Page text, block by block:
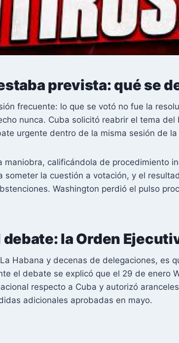
prevista: qué se
frecuente: lo que se votó no fue la
nunca. Cuba solicitó reabrir el tema
urgente dentro de la misma sesión de la
maniobra, calificándola de procedimiento
someter la cuestión a votación, y el
Washington perdió el pulso
debate: la Orden
Habana y decenas de delegaciones, es
el debate se explicó que el 29 de enero
respecto a Cuba y autorizó
adicionales aprobadas en mayo.